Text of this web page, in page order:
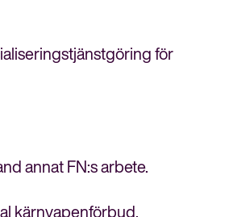
för
annat FN:s arbete.
kärnvapenförbud.